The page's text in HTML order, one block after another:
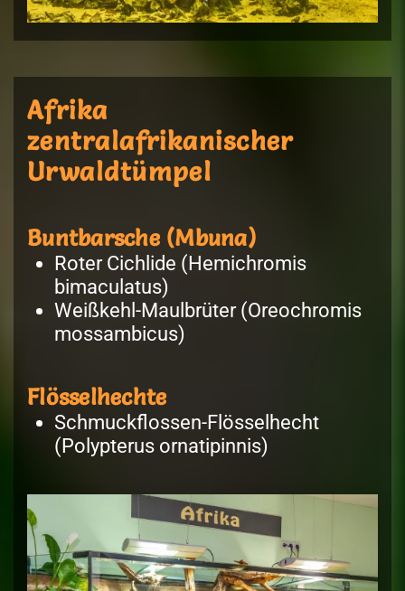
Afrika
zentralafrikanischer
Urwaldtümpel
Buntbarsche (Mbuna)
Roter Cichlide (Hemichromis
bimaculatus)
Weißkehl-Maulbrüter (Oreochromis
mossambicus)
Flösselhechte
Schmuckflossen-Flösselhecht
(Polypterus ornatipinnis)